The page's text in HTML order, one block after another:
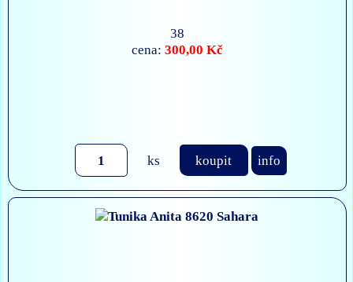
38
cena: 300,00 Kč
ks koupit info